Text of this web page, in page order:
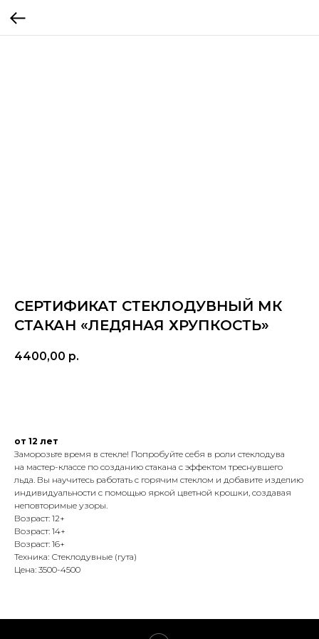
СЕРТИФИКАТ СТЕКЛОДУВНЫЙ МК
СТАКАН «ЛЕДЯНАЯ ХРУПКОСТЬ»
4400,00 р.
от 12 лет
Заморозьте время в стекле! Попробуйте себя в роли стеклодува
на мастер-классе по созданию стакана с эффектом треснувшего
льда. Вы научитесь работать с горячим стеклом и добавите изделию
индивидуальности с помощью яркой цветной крошки, создавая
неповторимые узоры.
Возраст: 12+
Возраст: 14+
Возраст: 16+
Техника: Стеклодувные (гута)
Цена: 3500-4500